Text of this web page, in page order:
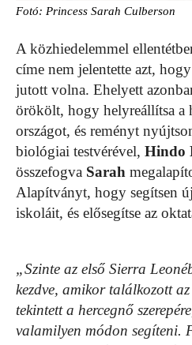
Fotó: Princess Sarah Culberson
A közhiedelemmel
címe nem jelentette azt,
jutott volna. Ehelyett
örökölt, hogy helyreállítsa a
országot, és reményt
biológiai testvérével, Hindo
összefogva Sarah
Alapítványt, hogy segítsen
iskoláit, és elősegítse az
„Szinte az első Sierra
kezdve, amikor találkozott
tekintett a hercegnő
valamilyen módon segíteni.